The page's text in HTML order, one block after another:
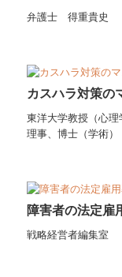
弁護士 得重貴史
カスハラ対策の
東洋大学教授（心
理事、博士（学術
障害者の法定雇
戦略経営者編集室